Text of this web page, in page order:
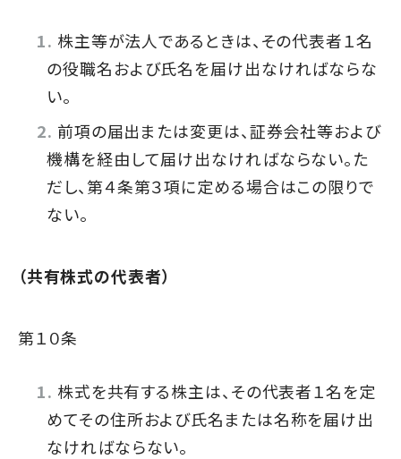
株主等が法人であるときは、その代表者１名
の役職名および氏名を届け出なければならな
い。
前項の届出または変更は、証券会社等および
機構を経由して届け出なければならない。た
だし、第４条第３項に定める場合はこの限りで
ない。
（共有株式の代表者）
第１０条
株式を共有する株主は、その代表者１名を定
めてその住所および氏名または名称を届け出
なければならない。